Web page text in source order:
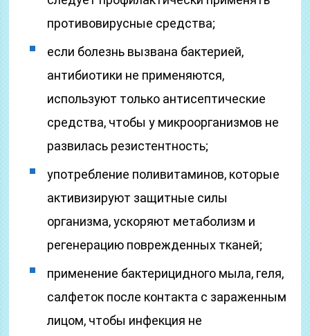
противовирусные средства;
если болезнь вызвана бактерией,
антибиотики не применяются,
используют только антисептические
средства, чтобы у микроорганизмов не
развилась резистентность;
употребление поливитаминов, которые
активизируют защитные силы
организма, ускоряют метаболизм и
регенерацию поврежденных тканей;
применение бактерицидного мыла, геля,
салфеток после контакта с зараженным
лицом, чтобы инфекция не